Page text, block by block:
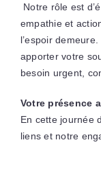
Notre rôle est
empathie et
l’espoir
apporter votre
besoin urgent,
Votre présence
En cette journée
liens et notre